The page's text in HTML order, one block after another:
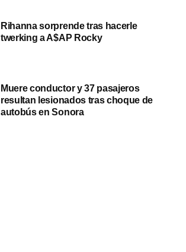
Rihanna sorprende tras hacerle
twerking a A$AP Rocky
Muere conductor y 37 pasajeros
resultan lesionados tras choque de
autobús en Sonora